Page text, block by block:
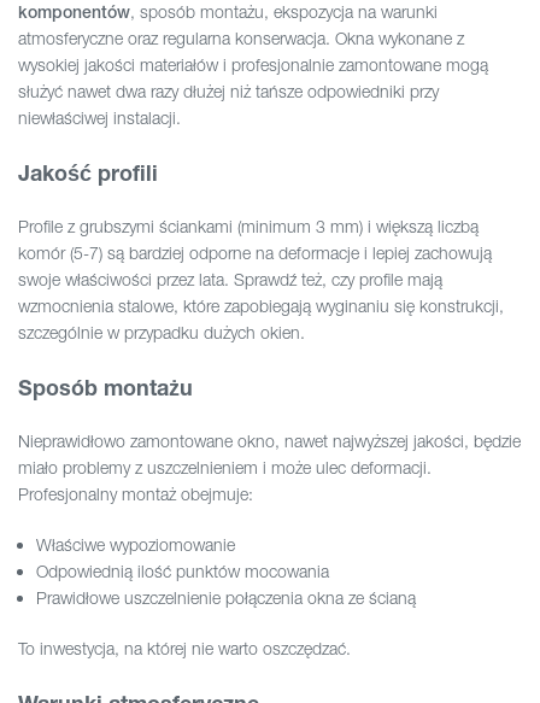
komponentów, sposób montażu, ekspozycja na warunki
atmosferyczne oraz regularna konserwacja. Okna wykonane z
wysokiej jakości materiałów i profesjonalnie zamontowane mogą
służyć nawet dwa razy dłużej niż tańsze odpowiedniki przy
niewłaściwej instalacji.
Jakość profili
Profile z grubszymi ściankami (minimum 3 mm) i większą liczbą
komór (5-7) są bardziej odporne na deformacje i lepiej zachowują
swoje właściwości przez lata. Sprawdź też, czy profile mają
wzmocnienia stalowe, które zapobiegają wyginaniu się konstrukcji,
szczególnie w przypadku dużych okien.
Sposób montażu
Nieprawidłowo zamontowane okno, nawet najwyższej jakości, będzie
miało problemy z uszczelnieniem i może ulec deformacji.
Profesjonalny montaż obejmuje:
Właściwe wypoziomowanie
Odpowiednią ilość punktów mocowania
Prawidłowe uszczelnienie połączenia okna ze ścianą
To inwestycja, na której nie warto oszczędzać.